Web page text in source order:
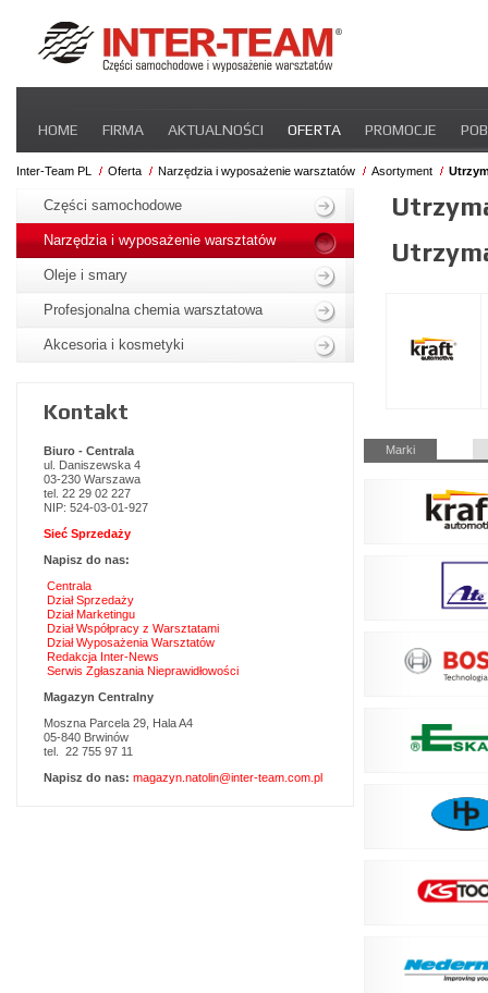
nawigacje
HOME FIRMA AKTUALNOŚCI OFERTA PROMOCJE
STREFA DLA PRZEWOŹNIKA CERTYFIKATY INTER-NEWS
Inter-Team PL Oferta Narzędzia i wyposażenie warsztatów Asortyment
Pomiń
nawigacje
Marki
nawigacje
Części samochodowe
Narzędzia i wyposażenie warsztatów
Oleje i smary
Profesjonalna chemia warsztatowa
Akcesoria i kosmetyki
Kontakt
Biuro - Centrala
ul. Daniszewska 4
03-230 Warszawa
tel. 22 29 02 227
NIP: 524-03-01-927
Sieć Sprzedaży
Napisz do nas:
Centrala
Dział Sprzedaży
Dział Marketingu
Dział Współpracy z Warsztatami
Dział Wyposażenia Warsztatów
Redakcja Inter-News
Serwis Zgłaszania Nieprawidłowości
Magazyn Centralny
Moszna Parcela 29, Hala A4
05-840 Brwinów
tel. 22 755 97 11
Napisz do nas: magazyn.natolin@inter-team.com.pl